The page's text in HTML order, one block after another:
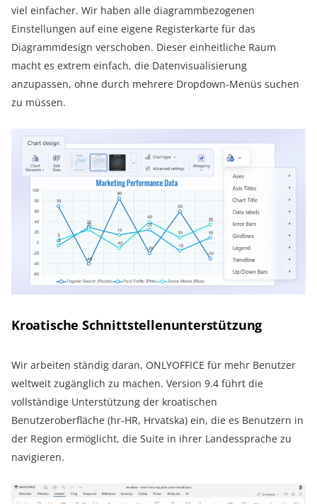
viel einfacher. Wir haben alle diagrammbezogenen
Einstellungen auf eine eigene Registerkarte für das
Diagrammdesign verschoben. Dieser einheitliche Raum
macht es extrem einfach, die Datenvisualisierung
anzupassen, ohne durch mehrere Dropdown-Menüs suchen
zu müssen.
Kroatische Schnittstellenunterstützung
Wir arbeiten ständig daran, ONLYOFFICE für mehr Benutzer
weltweit zugänglich zu machen. Version 9.4 führt die
vollständige Unterstützung der kroatischen
Benutzeroberfläche (hr-HR, Hrvatska) ein, die es Benutzern in
der Region ermöglicht, die Suite in ihrer Landessprache zu
navigieren.